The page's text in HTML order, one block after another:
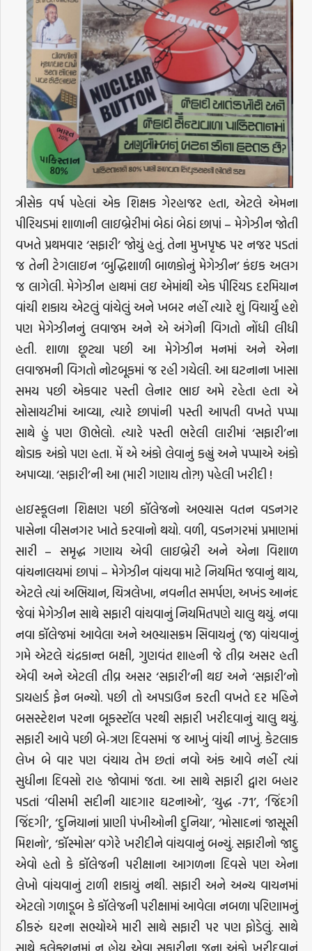
ત્રીસેક વર્ષ પહેલાં એક શિક્ષક ગેરહાજર હતા, એટલે એમના
પીરિયડમાં શાળાની લાઇબ્રેરીમાં બેઠાં બેઠાં છાપાં – મેગેઝીન જોતી
વખતે પ્રથમવાર ‘સફારી’ જોયું હતું. તેના મુખપૃષ્ઠ પર નજર પડતાં
જ તેની ટેગલાઇન ‘બુદ્ધિશાળી બાળકોનું મેગેઝીન’ કંઇક અલગ
જ લાગેલી. મેગેઝીન હાથમાં લઇ એમાંથી એક પીરિયડ દરમિયાન
વાંચી શકાય એટલું વાંચેલું અને ખબર નહીં ત્યારે શું વિચાર્યું હશે
પણ મેગેઝીનનું લવાજમ અને એ અંગેની વિગતો નોંધી લીધી
હતી. શાળા છૂટ્યા પછી આ મેગેઝીન મનમાં અને એના
લવાજમની વિગતો નોટબૂકમાં જ રહી ગયેલી. આ ઘટનાના ખાસા
સમય પછી એકવાર પસ્તી લેનાર ભાઇ અમે રહેતા હતા એ
સોસાયટીમાં આવ્યા, ત્યારે છાપાંની પસ્તી આપતી વખતે પપ્પા
સાથે હું પણ ઊભેલો. ત્યારે પસ્તી ભરેલી લારીમાં ‘સફારી’ના
થોડાક અંકો પણ હતા. મેં એ અંકો લેવાનું કહ્યું અને પપ્પાએ અંકો
અપાવ્યા. ‘સફારી’ની આ (મારી ગણાય તો?!) પહેલી ખરીદી !
હાઇસ્કૂલના શિક્ષણ પછી કૉલેજનો અભ્યાસ વતન વડનગર
પાસેના વીસનગર ખાતે કરવાનો થયો. વળી, વડનગરમાં પ્રમાણમાં
સારી – સમૃદ્ધ ગણાય એવી લાઇબ્રેરી અને એના વિશાળ
વાંચનાલયમાં છાપાં – મેગેઝીન વાંચવા માટે નિયમિત જવાનું થાય,
એટલે ત્યાં અભિયાન, ચિત્રલેખા, નવનીત સમર્પણ, અખંડ આનંદ
જેવાં મેગેઝીન સાથે સફારી વાંચવાનું નિયમિતપણે ચાલુ થયું. નવા
નવા કૉલેજમાં આવેલા અને અભ્યાસક્રમ સિવાયનું (જ) વાંચવાનું
ગમે એટલે ચંદ્રકાન્ત બક્ષી, ગુણવંત શાહની જે તીવ્ર અસર હતી
એવી અને એટલી તીવ્ર અસર ‘સફારી’ની થઇ અને ‘સફારી’નો
ડાયહાર્ડ ફેન બન્યો. પછી તો અપડાઉન કરતી વખતે દર મહિને
બસસ્ટેશન પરના બૂકસ્ટૉલ પરથી સફારી ખરીદવાનું ચાલુ થયું.
સફારી આવે પછી બે-ત્રણ દિવસમાં જ આખું વાંચી નાખું. કેટલાક
લેખ બે વાર પણ વંચાય તેમ છતાં નવો અંક આવે નહીં ત્યાં
સુધીના દિવસો રાહ જોવામાં જતા. આ સાથે સફારી દ્વારા બહાર
પડતાં ‘વીસમી સદીની યાદગાર ઘટનાઓ’, ‘યુદ્ધ -71’, ‘જિંદગી
જિંદગી’, ‘દુનિયાનાં પ્રાણી પંખીઓની દુનિયા’, ‘મોસાદનાં જાસૂસી
મિશનો’, ‘કૉસ્મોસ’ વગેરે ખરીદીને વાંચવાનું બન્યું. સફારીનો જાદુ
એવો હતો કે કૉલેજની પરીક્ષાના આગળના દિવસે પણ એના
લેખો વાંચવાનું ટાળી શકાયું નથી. સફારી અને અન્ય વાચનમાં
એટલો ગળાડૂબ કે કૉલેજની પરીક્ષામાં આવેલા નબળા પરિણામનું
ઠીકરું ઘરના સભ્યોએ મારી સાથે સફારી પર પણ ફોડેલું. સાથે